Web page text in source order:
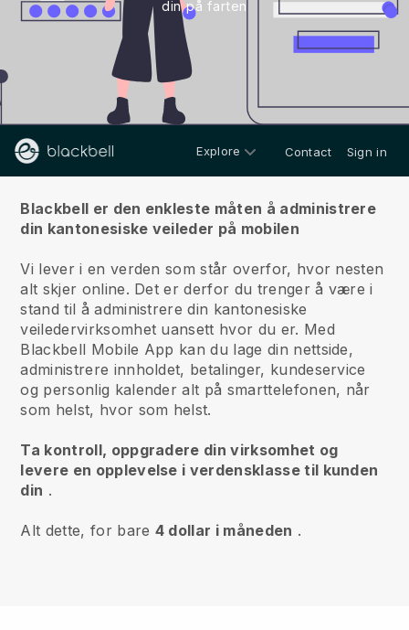
din på farten
Explore Contact Sign in
Blackbell er den enkleste måten å administrere
din kantonesiske veileder på mobilen
Vi lever i en verden som står overfor, hvor nesten
alt skjer online. Det er derfor du trenger å være i
stand til å administrere din kantonesiske
veiledervirksomhet uansett hvor du er. Med
Blackbell Mobile App kan du lage din nettside,
administrere innholdet, betalinger, kundeservice
og personlig kalender alt på smarttelefonen, når
som helst, hvor som helst.
Ta kontroll, oppgradere din virksomhet og
levere en opplevelse i verdensklasse til kunden
din .
Alt dette, for bare 4 dollar i måneden .